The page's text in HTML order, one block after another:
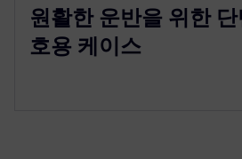
원활한 운반을 위한
호용 케이스